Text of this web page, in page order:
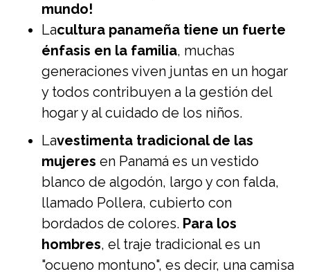
mundo!
Lacultura panameña tiene un fuerte
énfasis en la familia, muchas
generaciones viven juntas en un hogar
y todos contribuyen a la gestión del
hogar y al cuidado de los niños.
Lavestimenta tradicional de las
mujeres en Panamá es un vestido
blanco de algodón, largo y con falda,
llamado Pollera, cubierto con
bordados de colores. Para los
hombres, el traje tradicional es un
"ocueno montuno", es decir, una camisa